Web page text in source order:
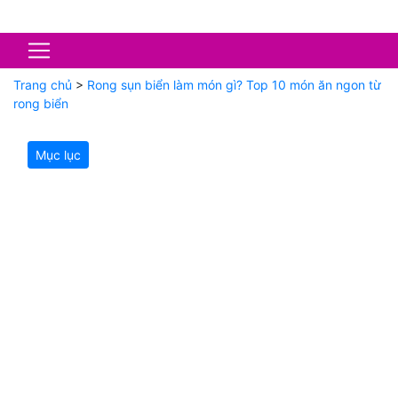
Trang chủ > Rong sụn biển làm món gì? Top 10 món ăn ngon từ
rong biển
Mục lục